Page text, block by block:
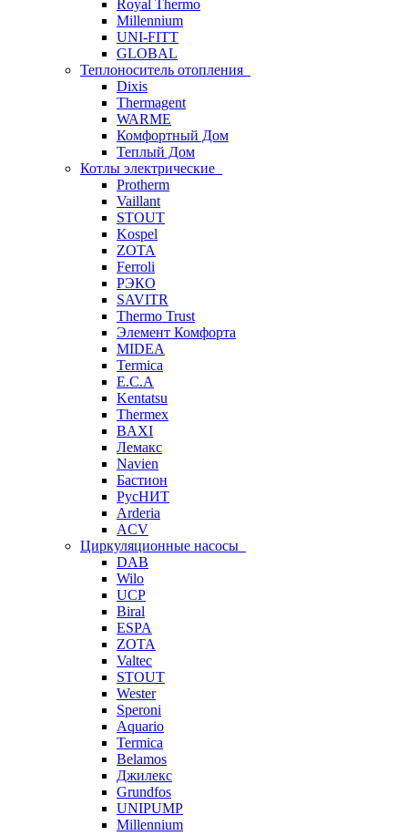
Royal Thermo
Millennium
UNI-FITT
GLOBAL
Теплоноситель отопления
Dixis
Thermagent
WARME
Комфортный Дом
Теплый Дом
Котлы электрические
Protherm
Vaillant
STOUT
Kospel
ZOTA
Ferroli
РЭКО
SAVITR
Thermo Trust
Элемент Комфорта
MIDEA
Termica
E.C.A
Kentatsu
Thermex
BAXI
Лемакс
Navien
Бастион
РусНИТ
Arderia
ACV
Циркуляционные насосы
DAB
Wilo
UCP
Biral
ESPA
ZOTA
Valtec
STOUT
Wester
Speroni
Aquario
Termica
Belamos
Джилекс
Grundfos
UNIPUMP
Millennium